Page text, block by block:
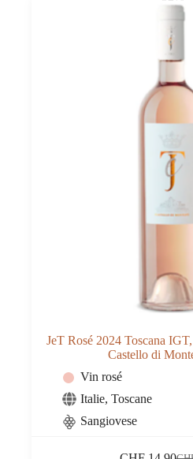
JeT Rosé 2024 Toscana
Castello di
Vin rosé
Italie, Toscane
Sangiovese